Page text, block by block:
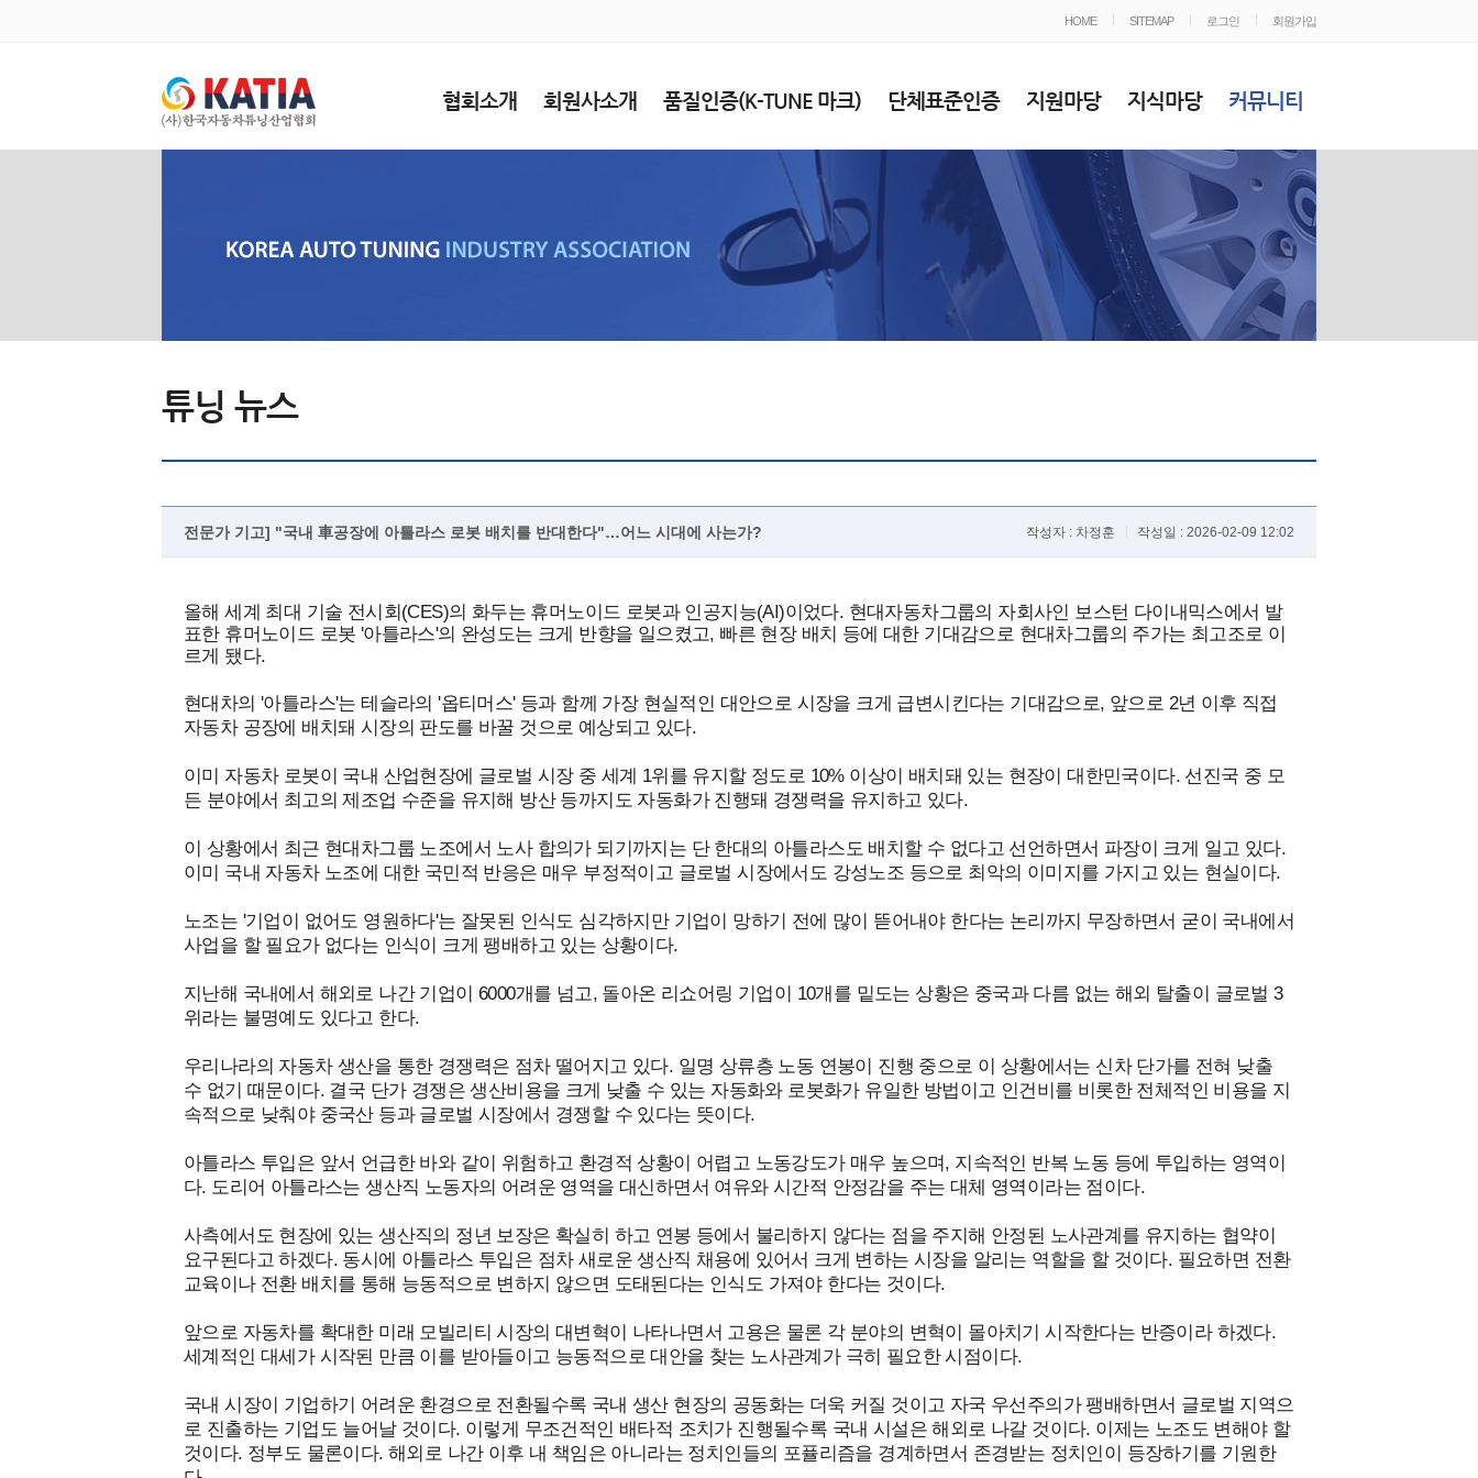
HOME SITEMAP 로그인 회원가입
협회소개 회원사소개 품질인증(K-TUNE 마크) 단체표준인증 지원마당 지식마당 커뮤니티
튜닝 뉴스
전문가 기고] "국내 車공장에 아틀라스 로봇 배치를 반대한다"…어느 시대에 사는가? 작성자 : 차정훈 작성일 : 2026-02-09 12:02
올해 세계 최대 기술 전시회(CES)의 화두는 휴머노이드 로봇과 인공지능(AI)이었다. 현대자동차그룹의 자회사인 보스턴 다이내믹스에서 발
표한 휴머노이드 로봇 '아틀라스'의 완성도는 크게 반향을 일으켰고, 빠른 현장 배치 등에 대한 기대감으로 현대차그룹의 주가는 최고조로 이
르게 됐다.
현대차의 '아틀라스'는 테슬라의 '옵티머스' 등과 함께 가장 현실적인 대안으로 시장을 크게 급변시킨다는 기대감으로, 앞으로 2년 이후 직접
자동차 공장에 배치돼 시장의 판도를 바꿀 것으로 예상되고 있다.
이미 자동차 로봇이 국내 산업현장에 글로벌 시장 중 세계 1위를 유지할 정도로 10% 이상이 배치돼 있는 현장이 대한민국이다. 선진국 중 모
든 분야에서 최고의 제조업 수준을 유지해 방산 등까지도 자동화가 진행돼 경쟁력을 유지하고 있다.
이 상황에서 최근 현대차그룹 노조에서 노사 합의가 되기까지는 단 한대의 아틀라스도 배치할 수 없다고 선언하면서 파장이 크게 일고 있다.
이미 국내 자동차 노조에 대한 국민적 반응은 매우 부정적이고 글로벌 시장에서도 강성노조 등으로 최악의 이미지를 가지고 있는 현실이다.
노조는 '기업이 없어도 영원하다'는 잘못된 인식도 심각하지만 기업이 망하기 전에 많이 뜯어내야 한다는 논리까지 무장하면서 굳이 국내에서
사업을 할 필요가 없다는 인식이 크게 팽배하고 있는 상황이다.
지난해 국내에서 해외로 나간 기업이 6000개를 넘고, 돌아온 리쇼어링 기업이 10개를 밑도는 상황은 중국과 다름 없는 해외 탈출이 글로벌 3
위라는 불명예도 있다고 한다.
우리나라의 자동차 생산을 통한 경쟁력은 점차 떨어지고 있다. 일명 상류층 노동 연봉이 진행 중으로 이 상황에서는 신차 단가를 전혀 낮출
수 없기 때문이다. 결국 단가 경쟁은 생산비용을 크게 낮출 수 있는 자동화와 로봇화가 유일한 방법이고 인건비를 비롯한 전체적인 비용을 지
속적으로 낮춰야 중국산 등과 글로벌 시장에서 경쟁할 수 있다는 뜻이다.
아틀라스 투입은 앞서 언급한 바와 같이 위험하고 환경적 상황이 어렵고 노동강도가 매우 높으며, 지속적인 반복 노동 등에 투입하는 영역이
다. 도리어 아틀라스는 생산직 노동자의 어려운 영역을 대신하면서 여유와 시간적 안정감을 주는 대체 영역이라는 점이다.
사측에서도 현장에 있는 생산직의 정년 보장은 확실히 하고 연봉 등에서 불리하지 않다는 점을 주지해 안정된 노사관계를 유지하는 협약이
요구된다고 하겠다. 동시에 아틀라스 투입은 점차 새로운 생산직 채용에 있어서 크게 변하는 시장을 알리는 역할을 할 것이다. 필요하면 전환
교육이나 전환 배치를 통해 능동적으로 변하지 않으면 도태된다는 인식도 가져야 한다는 것이다.
앞으로 자동차를 확대한 미래 모빌리티 시장의 대변혁이 나타나면서 고용은 물론 각 분야의 변혁이 몰아치기 시작한다는 반증이라 하겠다.
세계적인 대세가 시작된 만큼 이를 받아들이고 능동적으로 대안을 찾는 노사관계가 극히 필요한 시점이다.
국내 시장이 기업하기 어려운 환경으로 전환될수록 국내 생산 현장의 공동화는 더욱 커질 것이고 자국 우선주의가 팽배하면서 글로벌 지역으
로 진출하는 기업도 늘어날 것이다. 이렇게 무조건적인 배타적 조치가 진행될수록 국내 시설은 해외로 나갈 것이다. 이제는 노조도 변해야 할
것이다. 정부도 물론이다. 해외로 나간 이후 내 책임은 아니라는 정치인들의 포퓰리즘을 경계하면서 존경받는 정치인이 등장하기를 기원한